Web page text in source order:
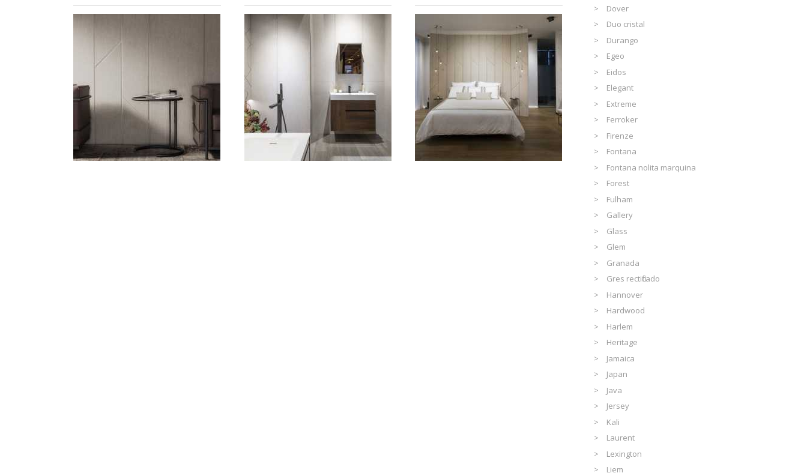
Dover
Duo cristal
Durango
Egeo
Eidos
Elegant
Extreme
Ferroker
Firenze
Fontana
Fontana nolita marquina
Forest
Fulham
Gallery
Glass
Glem
Granada
Gres rectificado
Hannover
Hardwood
Harlem
Heritage
Jamaica
Japan
Java
Jersey
Kali
Laurent
Lexington
Liem